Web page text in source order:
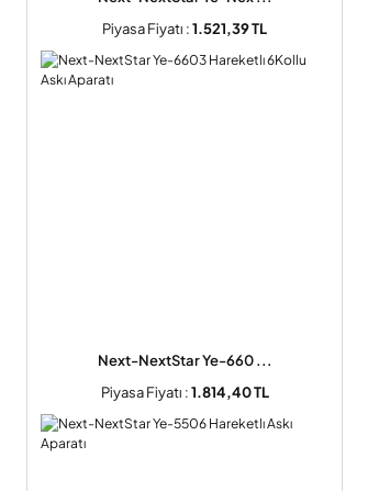
Piyasa Fiyatı :1.521,39 TL
Next-NextStar Ye-660 ...
Piyasa Fiyatı :1.814,40 TL